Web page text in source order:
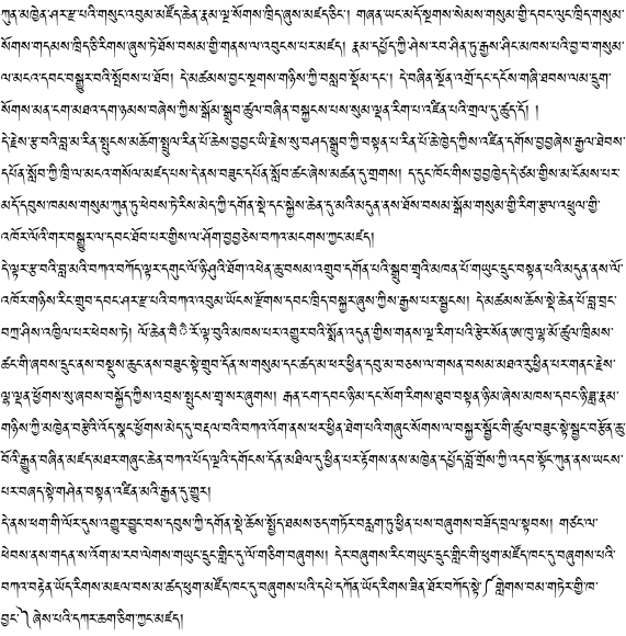
ཀུན་མཁྱེན་ཤར་རྫ་པའི་གསུང་འབུམ་མཛོད་ཆེན་རྣམ་ལྔ་སོགས་ཁྲིད་ཞུས་མཛད་ཅིང༌། གཞན་ཡང་མདོ་སྔགས་སེམས་གསུམ་གྱི་དབང་ལུང་ཁྲིད་གསུམ་
སོགས་གདམས་ཁྲིད་ཅི་རིགས་ཞུས་ཏེ་ཐོས་བསམ་གྱི་གནས་ལ་འབུངས་པར་མཛད། རྣམ་དཔྱོད་ཀྱི་ཤེས་རབ་ཤིན་ཏུ་རྒྱས་ཤིང་མཁས་པའི་བྱ་བ་གསུམ་
ལ་མངའ་དབང་བསྒྱུར་བའི་སྤོབས་པ་ཐོབ། དེ་མཚམས་བྱང་སྔགས་གཉིས་ཀྱི་བསླབ་སྡོམ་དང༌། དེ་བཞིན་སྔོན་འགྲོ་དང་དངོས་གཞི་ཐབས་ལམ་དྲུག་
སོགས་མན་ངག་མཐའ་དག་ཉམས་བཞེས་ཀྱིས་སྒོམ་སྒྲུབ་ཚུལ་བཞིན་བསྐྱངས་པས་སུམ་ལྡན་རིག་པ་འཛིན་པའི་གྲལ་དུ་ཚུད་དོ། །
དེ་རྗེས་རྩ་བའི་བླ་མ་རིན་སྤུངས་མཆོག་སྤྲུལ་རིན་པོ་ཆེས་བྱབྱང་ཡི་རྗེས་སུ་བཤད་སྒྲུབ་ཀྱི་བསྟན་པ་རིན་པོ་ཆེ་ཁྱེད་ཀྱིས་འཛིན་དགོས་བྱབྱཞེས་རྒྱལ་ཐེབས་
དཔོན་སློབ་ཀྱི་ཁྲི་ལ་མངའ་གསོལ་མཛད་པས་དེ་ནས་བཟུང་དཔོན་སློབ་ཚང་ཞེས་མཚན་དུ་གྲགས། ད་དུང་ཁོང་གིས་བྱབྱཁྱེད་དེ་ཙམ་གྱིས་མ་ངོམས་པར་
མདོ་དབུས་ཁམས་གསུམ་ཀུན་ཏུ་ཕེབས་ཏེ་རིས་མེད་ཀྱི་དགོན་སྡེ་དང་སྐྱེས་ཆེན་དུ་མའི་མདུན་ནས་ཐོས་བསམ་སྒོམ་གསུམ་གྱི་རིག་རྩལ་འཕྲུལ་གྱི་
འཁོར་ལོའི་གར་བསྒྱུར་ལ་དབང་ཐོབ་པར་གྱིས་ལ་ཤོག་བྱབྱཅེས་བཀའ་མངགས་ཀྱང་མཛད།
དེ་ལྟར་རྩ་བའི་བླ་མའི་བཀའ་བཀོད་ལྟར་དགུང་ལོ་ཉི་ཤུའི་ཐོག་འཕེན་ཆུ་བསམ་འགྲུབ་དགོན་པའི་སྒྲུབ་གྲྭའི་མཁན་པོ་གཡུང་དྲུང་བསྟན་པའི་མདུན་ནས་ལོ་
འཁོར་གཉིས་རིང་གྲུབ་དབང་ཤར་རྫ་པའི་བཀའ་འབུམ་ཡོངས་རྫོགས་དབང་ཁྲིད་བསྐྱར་ཞུས་ཀྱིས་རྒྱས་པར་སྦྱངས། དེ་མཚམས་ཆོས་སྡེ་ཆེན་པོ་བླ་བྲང་
བཀྲ་ཤིས་འཁྱིལ་པར་ཕེབས་ཏེ། ལོ་ཆེན་བཻཻ་རོ་ལྟ་བུའི་མཁས་པར་འགྱུར་བའི་སྨོན་འདུན་གྱིས་གནས་ལྔ་རིག་པའི་རྩེར་སོན་ཨ་ཁུ་ལྷ་མོ་ཚུལ་ཁྲིམས་
ཚང་གི་ཞབས་དྲུང་ནས་བསྡུས་ཆུང་ནས་བཟུང་སྟེ་གྲུབ་དོན་ས་གསུམ་དང་ཚད་མ་ཕར་ཕྱིན་དབུ་མ་བཅས་ལ་གསན་བསམ་མཐའ་རུ་ཕྱིན་པར་གནང་རྗེས་
ལྷ་ལྡན་ཕྱོགས་སུ་ཞབས་བསྐྱོད་ཀྱིས་འབྲས་སྤུངས་གྲྭ་སར་ཞུགས། རྒན་ངག་དབང་ཉི་མ་དང་སོག་རིགས་ཐུབ་བསྟན་ཉི་མ་ཞེས་མཁས་དབང་ཉི་ཟླ་རྣམ་
གཉིས་ཀྱི་མཁྱེན་བརྩེའི་འོད་སྣང་ཕྱོགས་མེད་དུ་བརྡལ་བའི་བཀའ་འོག་ནས་ཕར་ཕྱིན་ཐེག་པའི་གཞུང་སོགས་ལ་བསྐྱར་སྦྱོང་གི་ཚུལ་བཟུང་སྟེ་སྦྱང་བརྩོན་ཆུ་
བོའི་རྒྱུན་བཞིན་མཛད་མཐར་གཞུང་ཆེན་བཀའ་པོད་ལྔའི་དགོངས་དོན་མཐིལ་དུ་ཕྱིན་པར་རྟོགས་ནས་མཁྱེན་དཔྱོད་བློ་གྲོས་ཀྱི་འདབ་སྟོང་ཀུན་ནས་ཡངས་
པར་བཞད་སྟེ་གཤེན་བསྟན་འཛིན་མའི་རྒྱན་དུ་གྱུར།
དེ་ནས་ཕག་གི་ལོར་དུས་འགྱུར་བྱུང་བས་དབུས་ཀྱི་དགོན་སྡེ་ཆོས་སྤྱོད་ཐམས་ཅད་གཏོར་བརླག་ཏུ་ཕྱིན་པས་བཞུགས་བཟོད་བྲལ་སྟབས། གཙང་ལ་
ཕེབས་ནས་གདན་ས་འོག་མ་རབ་ལེགས་གཡུང་དྲུང་གླིང་དུ་ལོ་གཅིག་བཞུགས། དེར་བཞུགས་རིང་གཡུང་དྲུང་གླིང་གི་ཕུག་མཛོད་ཁང་དུ་བཞུགས་པའི་
བཀའ་བརྟེན་ཡོད་རིགས་མཇལ་བས་མ་ཚད་ཕུག་མཛོད་ཁང་དུ་བཞུགས་པའི་དཔེ་དཀོན་ཡོད་རིགས་ཟིན་ཐོར་བཀོད་སྟེ་༼གླེགས་བམ་གཏེར་གྱི་ཁ་
བྱང་༽ཞེས་པའི་དཀར་ཆག་ཅིག་ཀྱང་མཛད།